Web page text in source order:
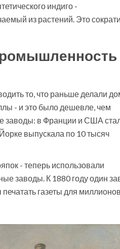
индиго -
из растений. Это
то, что раньше делали
- и это было дешевле, чем
заводы: в Франции и США
выпускала по 10 тысяч
- теперь использовали
заводы. К 1880 году один
газеты для